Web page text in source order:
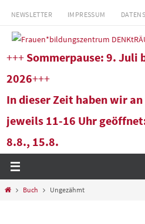
Zum
springen
NEWSLETTER IMPRESSUM
+++ Sommerpause: 9. Juli
2026+++
In dieser Zeit haben wir
jeweils 11-16 Uhr
8.8., 15.8.
StartBuch Ungezähmt